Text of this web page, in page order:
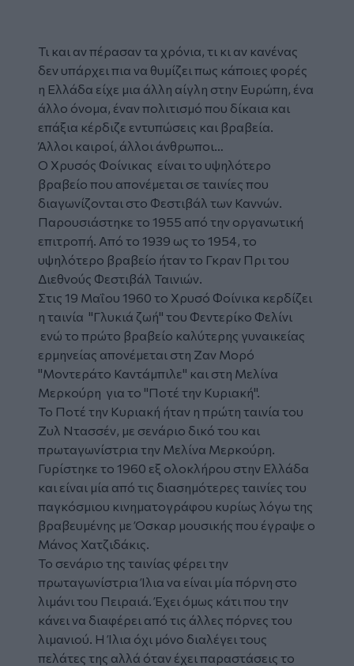
Τι και αν πέρασαν τα χρόνια, τι κι αν κανένας
δεν υπάρχει πια να θυμίζει πως κάποιες φορές
η Ελλάδα είχε μια άλλη αίγλη στην Ευρώπη, ένα
άλλο όνομα, έναν πολιτισμό που δίκαια και
επάξια κέρδιζε εντυπώσεις και βραβεία.
Άλλοι καιροί, άλλοι άνθρωποι…
Ο Χρυσός Φοίνικας είναι το υψηλότερο
βραβείο που απονέμεται σε ταινίες που
διαγωνίζονται στο Φεστιβάλ των Καννών.
Παρουσιάστηκε το 1955 από την οργανωτική
επιτροπή. Από το 1939 ως το 1954, το
υψηλότερο βραβείο ήταν το Γκραν Πρι του
Διεθνούς Φεστιβάλ Ταινιών.
Στις 19 Μαΐου 1960 το Χρυσό Φοίνικα κερδίζει
η ταινία "Γλυκιά ζωή" του Φεντερίκο Φελίνι
ενώ το πρώτο βραβείο καλύτερης γυναικείας
ερμηνείας απονέμεται στη Ζαν Μορό
"Μοντεράτο Καντάμπιλε" και στη Μελίνα
Μερκούρη για το "Ποτέ την Κυριακή".
Το Ποτέ την Κυριακή ήταν η πρώτη ταινία του
Ζυλ Ντασσέν, με σενάριο δικό του και
πρωταγωνίστρια την Μελίνα Μερκούρη.
Γυρίστηκε το 1960 εξ ολοκλήρου στην Ελλάδα
και είναι μία από τις διασημότερες ταινίες του
παγκόσμιου κινηματογράφου κυρίως λόγω της
βραβευμένης με Όσκαρ μουσικής που έγραψε ο
Μάνος Χατζιδάκις.
Το σενάριο της ταινίας φέρει την
πρωταγωνίστρια Ίλια να είναι μία πόρνη στο
λιμάνι του Πειραιά. Έχει όμως κάτι που την
κάνει να διαφέρει από τις άλλες πόρνες του
λιμανιού. Η Ίλια όχι μόνο διαλέγει τους
πελάτες της αλλά όταν έχει παραστάσεις το